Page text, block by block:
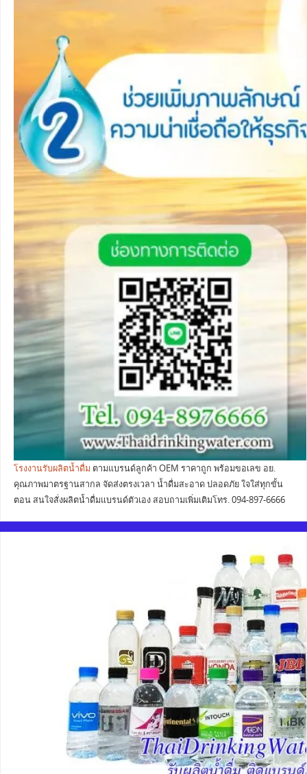
โรงงานรับผลิตน้ำดื่ม ตามแบรนด์ลูกค้า OEM ราคาถูก พร้อมขอเลข อย.
คุณภาพมาตรฐานสากล จัดส่งตรงเวลา น้ำดื่มสะอาด ปลอดภัย ใจใส่ทุกขั้น
ตอน สนใจสั่งผลิตน้ำดื่มแบรนด์ตัวเอง สอบถามเพิ่มเติมโทร. 094-897-6666